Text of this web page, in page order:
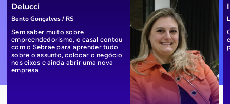
Delucci
Bento Gonçalves / RS
Sem saber muito sobre
empreendedorismo, o casal contou
com o Sebrae para aprender tudo
sobre o assunto, colocar o negócio
nos eixos e ainda abrir uma nova
empresa